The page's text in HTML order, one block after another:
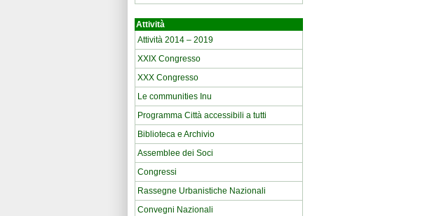
Attività
Attività 2014 – 2019
XXIX Congresso
XXX Congresso
Le communities Inu
Programma Città accessibili a tutti
Biblioteca e Archivio
Assemblee dei Soci
Congressi
Rassegne Urbanistiche Nazionali
Convegni Nazionali